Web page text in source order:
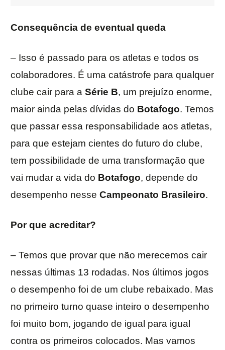
Consequência de eventual queda
– Isso é passado para os atletas e todos os
colaboradores. É uma catástrofe para qualquer
clube cair para a Série B, um prejuízo enorme,
maior ainda pelas dívidas do Botafogo. Temos
que passar essa responsabilidade aos atletas,
para que estejam cientes do futuro do clube,
tem possibilidade de uma transformação que
vai mudar a vida do Botafogo, depende do
desempenho nesse Campeonato Brasileiro.
Por que acreditar?
– Temos que provar que não merecemos cair
nessas últimas 13 rodadas. Nos últimos jogos
o desempenho foi de um clube rebaixado. Mas
no primeiro turno quase inteiro o desempenho
foi muito bom, jogando de igual para igual
contra os primeiros colocados. Mas vamos